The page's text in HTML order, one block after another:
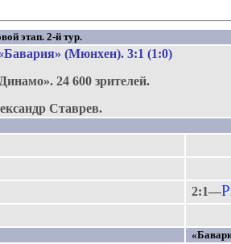
этап. 2-й тур.
(Мюнхен). 3:1 (1:0)
24 600 зрителей.
Ставрев.
2:1—